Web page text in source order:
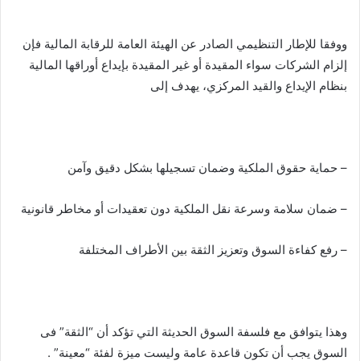
ووفقا للإطار التنظيمي الصادر عن الهيئة العامة للرقابة المالية فإن
إلزام الشركات سواء المقيدة أو غير المقيدة بإيداع أوراقها المالية
بنظام الإيداع والقيد المركزي، يهدف إلى
– حماية حقوق الملكية وضمان تسجيلها بشكل دقيق وآمن
– ضمان سلامة وسرعة نقل الملكية دون تعقيدات أو مخاطر قانونية
– رفع كفاءة السوق وتعزيز الثقة بين الأطراف المختلفة
وهذا يتوافق مع فلسفة السوق الحديثة التي تؤكد أن “الثقة” فى
السوق يجب أن تكون قاعدة عامة وليست ميزة لفئة “معينة” .